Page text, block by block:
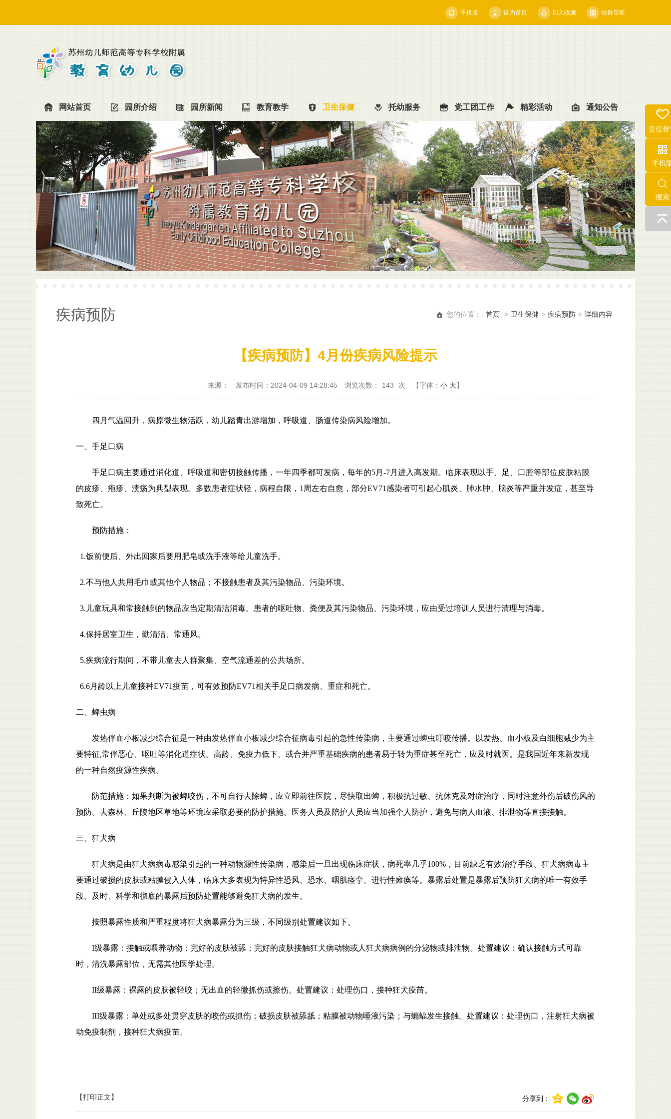
手机版 站群导航
设为首页 加入收藏
网站首页 园所介绍 园所新闻 教育教学 卫生保健 托幼服务 党工团工作 精彩活动 通知公告
您的位置： 首页 > 卫生保健 > 疾病预防 > 详细内容
疾病预防
【疾病预防】4月份疾病风险提示
来源： 发布时间：2024-04-09 14:28:45 浏览次数： 143 次 【字体： 小 大】
四月气温回升，病原微生物活跃，幼儿踏青出游增加，呼吸道、肠道传染病风险增加。
一、手足口病
手足口病主要通过消化道、呼吸道和密切接触传播，一年四季都可发病，每年的5月-7月进入高发期。临床表现以手、足、口腔等部位皮肤粘膜
的皮疹、疱疹、溃疡为典型表现。多数患者症状轻，病程自限，1周左右自愈，部分EV71感染者可引起心肌炎、肺水肿、脑炎等严重并发症，甚至导
致死亡。
预防措施：
1.饭前便后、外出回家后要用肥皂或洗手液等给儿童洗手。
2.不与他人共用毛巾或其他个人物品；不接触患者及其污染物品、污染环境。
3.儿童玩具和常接触到的物品应当定期清洁消毒。患者的呕吐物、粪便及其污染物品、污染环境，应由受过培训人员进行清理与消毒。
4.保持居室卫生，勤清洁、常通风。
5.疾病流行期间，不带儿童去人群聚集、空气流通差的公共场所。
6.6月龄以上儿童接种EV71疫苗，可有效预防EV71相关手足口病发病、重症和死亡。
二、蜱虫病
发热伴血小板减少综合征是一种由发热伴血小板减少综合征病毒引起的急性传染病，主要通过蜱虫叮咬传播。以发热、血小板及白细胞减少为主
要特征,常伴恶心、呕吐等消化道症状。高龄、免疫力低下、或合并严重基础疾病的患者易于转为重症甚至死亡，应及时就医。是我国近年来新发现
的一种自然疫源性疾病。
防范措施：如果判断为被蜱咬伤，不可自行去除蜱，应立即前往医院，尽快取出蜱，积极抗过敏、抗休克及对症治疗，同时注意外伤后破伤风的
预防。去森林、丘陵地区草地等环境应采取必要的防护措施。医务人员及陪护人员应当加强个人防护，避免与病人血液、排泄物等直接接触。
三、狂犬病
狂犬病是由狂犬病病毒感染引起的一种动物源性传染病，感染后一旦出现临床症状，病死率几乎100%，目前缺乏有效治疗手段。狂犬病病毒主
要通过破损的皮肤或粘膜侵入人体，临床大多表现为特异性恐风、恐水、咽肌痉挛、进行性瘫痪等。暴露后处置是暴露后预防狂犬病的唯一有效手
段。及时、科学和彻底的暴露后预防处置能够避免狂犬病的发生。
按照暴露性质和严重程度将狂犬病暴露分为三级，不同级别处置建议如下。
I级暴露：接触或喂养动物；完好的皮肤被舔；完好的皮肤接触狂犬病动物或人狂犬病病例的分泌物或排泄物。处置建议：确认接触方式可靠
时，清洗暴露部位，无需其他医学处理。
II级暴露：裸露的皮肤被轻咬；无出血的轻微抓伤或擦伤。处置建议：处理伤口，接种狂犬疫苗。
III级暴露：单处或多处贯穿皮肤的咬伤或抓伤 ；破损皮肤被舔舐；粘膜被动物唾液污染；与蝙蝠发生接触。处置建议：处理伤口，注射狂犬病被
动免疫制剂，接种狂犬病疫苗。
分享到：
【打印正文】
责任督
手机
搜索